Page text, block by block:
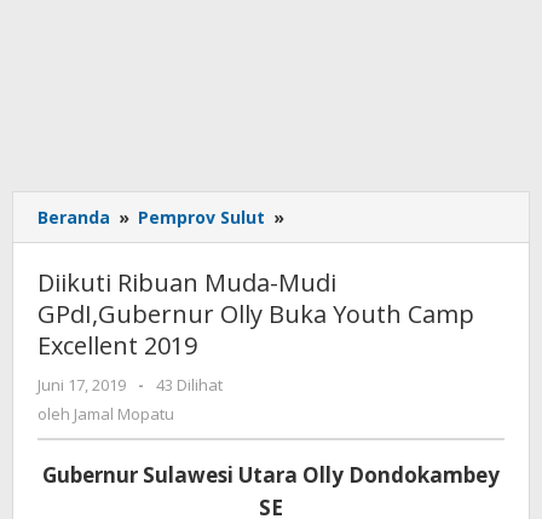
Beranda » Pemprov Sulut »
Ribuan
Muda-
Mudi
GPdI,Gubernur
Excellent
2019
Diikuti Ribuan Muda-Mudi
GPdI,Gubernur Olly Buka Youth Camp
Excellent 2019
Juni 17, 2019
oleh
Jamal
Mopatu
-
43 Dilihat
oleh Jamal Mopatu
Gubernur Sulawesi Utara Olly Dondokambey
SE